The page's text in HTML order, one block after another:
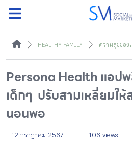
ค้นหา
หน้าแรกแคมเปญ
บทความแนะนำ
HEALTHY FAMILY ความสุขของ
Persona Health แอปพ
เด็กๆ ปรับสามเหลี่ยมใ
นอนพอ
12 กรกฎาคม 2567 106 views